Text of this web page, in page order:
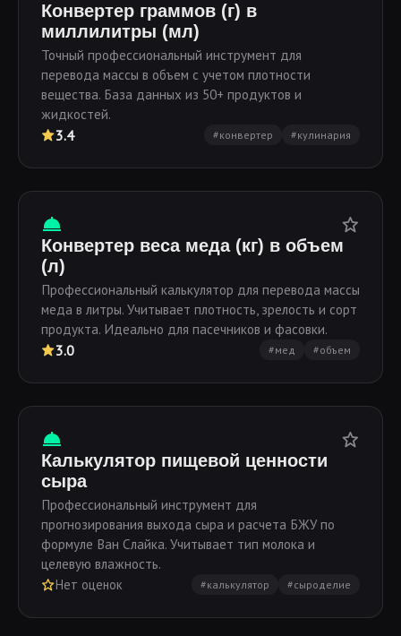
Конвертер граммов (г) в
миллилитры (мл)
Точный профессиональный инструмент для
перевода массы в объем с учетом плотности
вещества. База данных из 50+ продуктов и
жидкостей.
3.4 #конвертер #кулинария
Конвертер веса меда (кг) в объем
(л)
Профессиональный калькулятор для перевода массы
меда в литры. Учитывает плотность, зрелость и сорт
продукта. Идеально для пасечников и фасовки.
3.0 #мед #объем
Калькулятор пищевой ценности
сыра
Профессиональный инструмент для
прогнозирования выхода сыра и расчета БЖУ по
формуле Ван Слайка. Учитывает тип молока и
целевую влажность.
Нет оценок
#калькулятор #сыроделие